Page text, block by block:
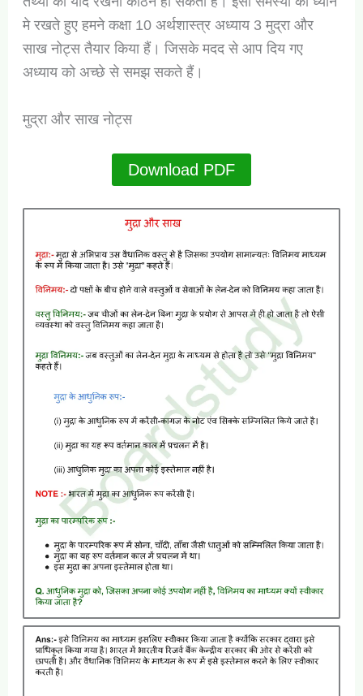
मे रखते हुए हमने कक्षा 10 अर्थशास्त्र अध्याय 3 मुद्रा और
साख नोट्स तैयार किया हैं। जिसके मदद से आप दिय गए
अध्याय को अच्छे से समझ सकते हैं।
मुद्रा और साख नोट्स
Download PDF